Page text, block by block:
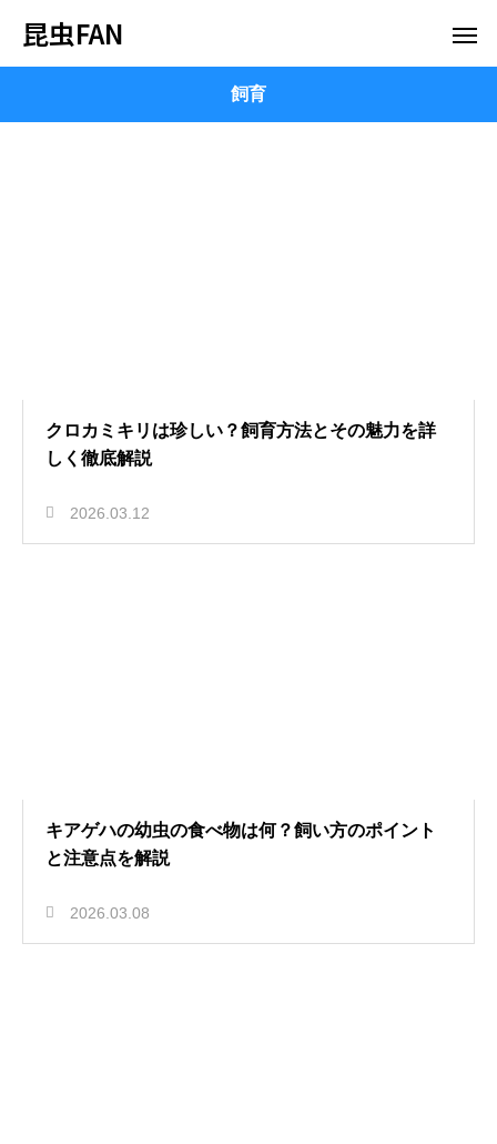
昆虫FAN
飼育
クロカミキリは珍しい？飼育方法とその魅力を詳
しく徹底解説
2026.03.12
キアゲハの幼虫の食べ物は何？飼い方のポイント
と注意点を解説
2026.03.08